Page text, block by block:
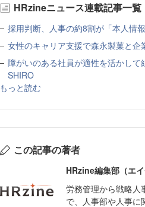
HRzineニュース連載記事一覧
採用判断、人事の約8割が「本人情
女性のキャリア支援で森永製菓と
障がいのある社員が適性を活かし
SHIRO
もっと読む
この記事の著者
HRzine編集部（エ
労務管理から戦略人
で、人事部や人事に